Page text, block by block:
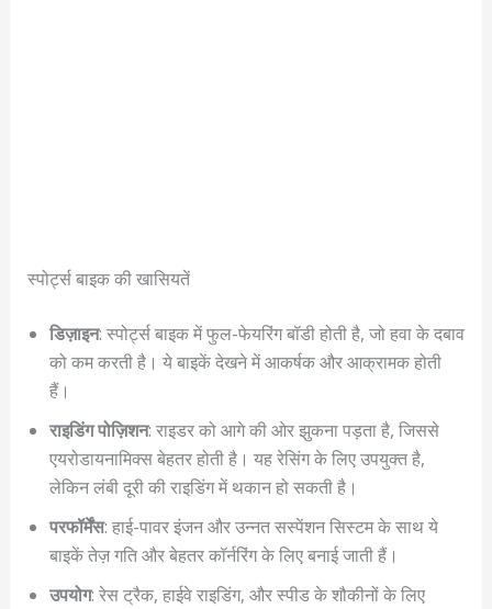
स्पोर्ट्स बाइक की खासियतें
डिज़ाइन: स्पोर्ट्स बाइक में फुल-फेयरिंग बॉडी होती है, जो हवा के दबाव
को कम करती है। ये बाइकें देखने में आकर्षक और आक्रामक होती
हैं।
राइडिंग पोज़िशन: राइडर को आगे की ओर झुकना पड़ता है, जिससे
एयरोडायनामिक्स बेहतर होती है। यह रेसिंग के लिए उपयुक्त है,
लेकिन लंबी दूरी की राइडिंग में थकान हो सकती है।
परफॉर्मेंस: हाई-पावर इंजन और उन्नत सस्पेंशन सिस्टम के साथ ये
बाइकें तेज़ गति और बेहतर कॉर्नरिंग के लिए बनाई जाती हैं।
उपयोग: रेस ट्रैक, हाईवे राइडिंग, और स्पीड के शौकीनों के लिए